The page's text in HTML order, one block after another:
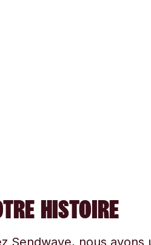
HISTOIRE
Sendwave, nous avons